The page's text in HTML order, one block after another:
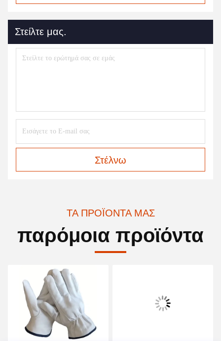
Στείλτε μας.
Στέλνω
ΤΑ ΠΡΟΪΌΝΤΑ ΜΑΣ
παρόμοια προϊόντα